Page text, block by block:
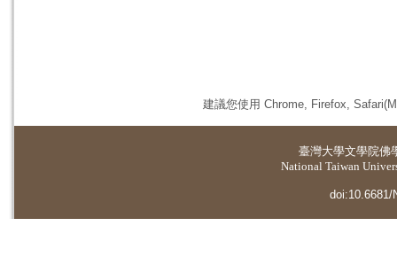
建議您使用 Chrome, Firefox,
臺灣大學文學院佛
National Taiwan
doi:10.6681/